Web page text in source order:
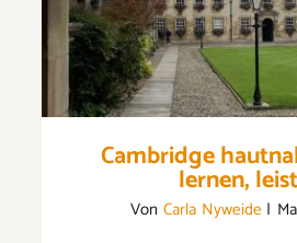
Cambridge hautnah:
leisten
Cambridge
lernen,
Von Carla Nyweide |